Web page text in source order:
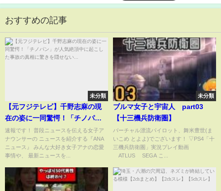
おすすめの記事
未分類
【元フジテレビ】千野志麻の現
在の姿に一同驚愕！「チノパ
ン」が人気絶頂中に起こした事
故の真相に驚きを隠せない...
速報です！ 普段ニュースを伝える女子ア
ナウンサーの ニュースを紹介する『ANA
ニュース』 みんな大好き女子アナの恋愛
事情や、 最新ニュースを...
未分類
ブルマ女子と宇宙人 part03
【十三機兵防衛圏】
バーチャル漂流パイロット、舞米豊世(ま
いこめ とよよ)でございます！ ▽PS4「十
三機兵防衛圏」実況プレイ動画
©ATLUS ©SEGA こ...